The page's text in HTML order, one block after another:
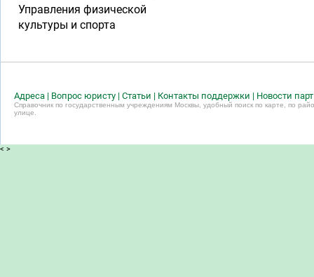
Управления физической
культуры и спорта
Адреса | Вопрос юристу | Статьи | Контакты поддержки | Новости
Справочник по государственным учреждениям Москвы, удобный поиск по карте, по
улице.
< >